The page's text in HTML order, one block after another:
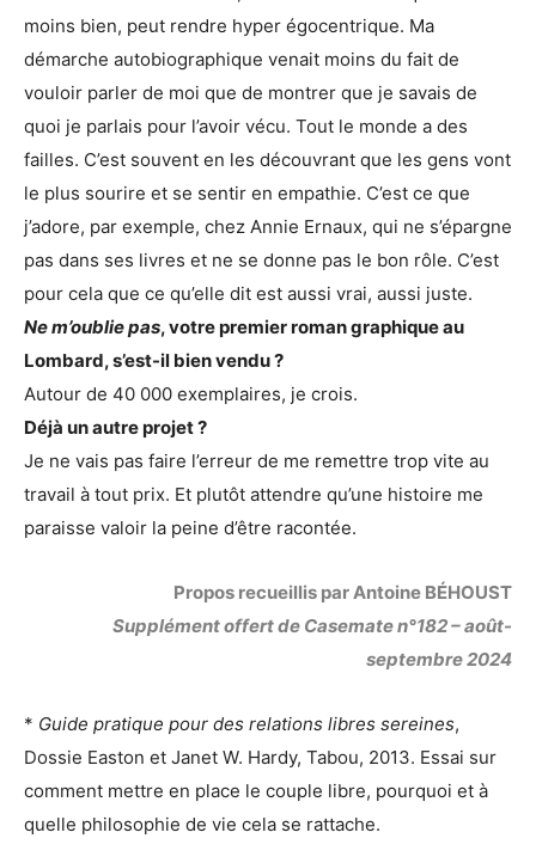
moins bien, peut rendre hyper égocentrique. Ma
démarche autobiographique venait moins du fait de
vouloir parler de moi que de montrer que je savais de
quoi je parlais pour l’avoir vécu. Tout le monde a des
failles. C’est souvent en les découvrant que les gens vont
le plus sourire et se sentir en empathie. C’est ce que
j’adore, par exemple, chez Annie Ernaux, qui ne s’épargne
pas dans ses livres et ne se donne pas le bon rôle. C’est
pour cela que ce qu’elle dit est aussi vrai, aussi juste.
Ne m’oublie pas, votre premier roman graphique au
Lombard, s’est-il bien vendu ?
Autour de 40 000 exemplaires, je crois.
Déjà un autre projet ?
Je ne vais pas faire l’erreur de me remettre trop vite au
travail à tout prix. Et plutôt attendre qu’une histoire me
paraisse valoir la peine d’être racontée.
Propos recueillis par Antoine BÉHOUST
Supplément offert de Casemate n°182 – août-
septembre 2024
* Guide pratique pour des relations libres sereines,
Dossie Easton et Janet W. Hardy, Tabou, 2013. Essai sur
comment mettre en place le couple libre, pourquoi et à
quelle philosophie de vie cela se rattache.